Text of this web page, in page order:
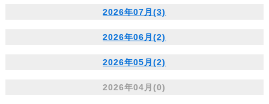
2026年07月(3)
2026年06月(2)
2026年05月(2)
2026年04月(0)